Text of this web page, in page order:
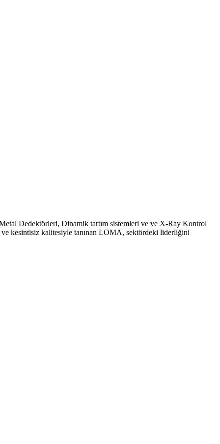
Dedektörleri, Dinamik tartım sistemleri ve ve X-Ray Kontrol
ve kesintisiz kalitesiyle tanınan LOMA, sektördeki liderliğini